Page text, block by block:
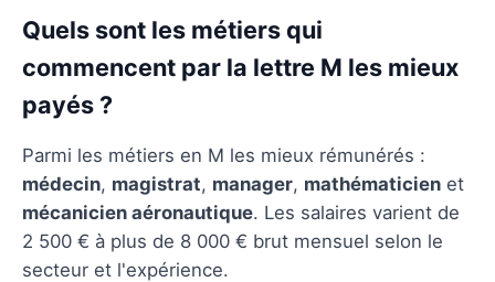
Quels sont les métiers qui
commencent par la lettre M les mieux
payés ?
Parmi les métiers en M les mieux rémunérés :
médecin, magistrat, manager, mathématicien et
mécanicien aéronautique. Les salaires varient de
2 500 € à plus de 8 000 € brut mensuel selon le
secteur et l'expérience.